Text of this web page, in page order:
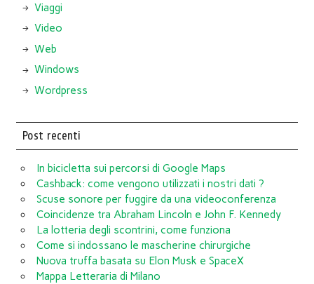
Viaggi
Video
Web
Windows
Wordpress
Post recenti
In bicicletta sui percorsi di Google Maps
Cashback: come vengono utilizzati i nostri dati ?
Scuse sonore per fuggire da una videoconferenza
Coincidenze tra Abraham Lincoln e John F. Kennedy
La lotteria degli scontrini, come funziona
Come si indossano le mascherine chirurgiche
Nuova truffa basata su Elon Musk e SpaceX
Mappa Letteraria di Milano